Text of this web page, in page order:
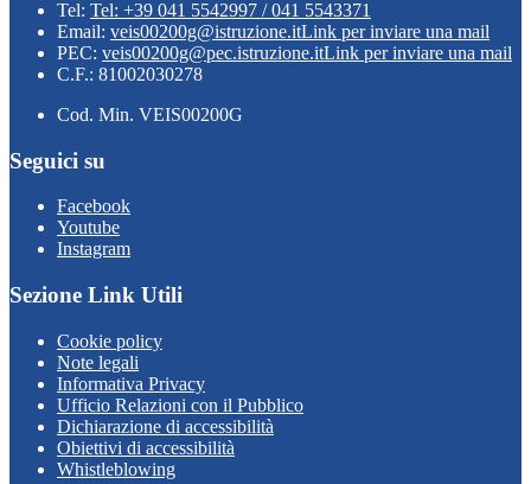
Tel: Tel: +39 041 5542997 / 041 5543371
Email: veis00200g@istruzione.itLink per inviare una mail
PEC: veis00200g@pec.istruzione.itLink per inviare una mail
C.F.: 81002030278
Cod. Min. VEIS00200G
Seguici su
Facebook
Youtube
Instagram
Sezione Link Utili
Cookie policy
Note legali
Informativa Privacy
Ufficio Relazioni con il Pubblico
Dichiarazione di accessibilità
Obiettivi di accessibilità
Whistleblowing